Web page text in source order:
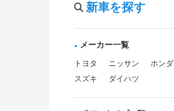
新車を探す
メーカー一覧
トヨタ ニッサン ホンダ
スズキ
ダイハツ